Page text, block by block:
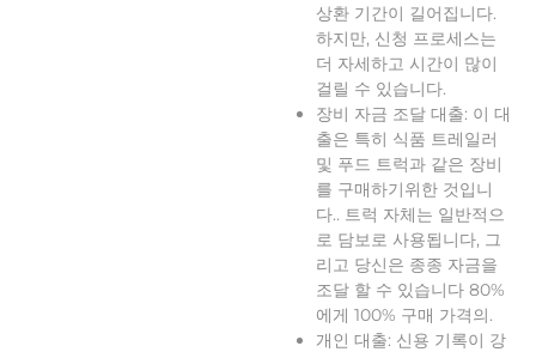
상환 기간이 길어집니다.
하지만, 신청 프로세스는
더 자세하고 시간이 많이
걸릴 수 있습니다.
장비 자금 조달 대출: 이 대
출은 특히 식품 트레일러
및 푸드 트럭과 같은 장비
를 구매하기위한 것입니
다.. 트럭 자체는 일반적으
로 담보로 사용됩니다, 그
리고 당신은 종종 자금을
조달 할 수 있습니다 80%
에게 100% 구매 가격의.
개인 대출: 신용 기록이 강